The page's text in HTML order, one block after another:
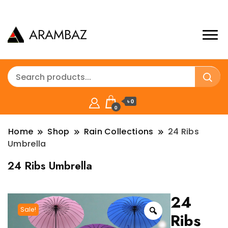
ARAMBAZ
0
৳ 0
Home Shop Rain Collections
24 Ribs
Umbrella
24 Ribs Umbrella
Sale!
24
Ribs